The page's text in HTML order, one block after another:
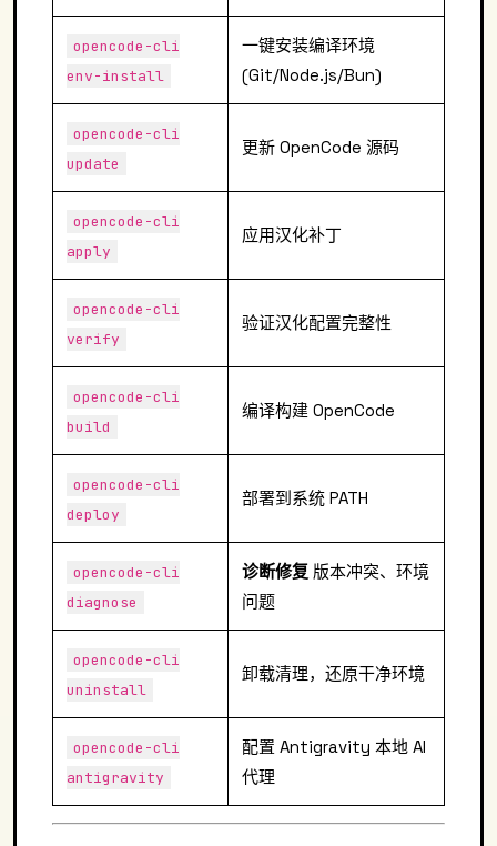
opencode-cli
env-install
一键安装编译环境
(Git/Node.js/Bun)
opencode-cli
update
更新 OpenCode 源码
opencode-cli
apply
应用汉化补丁
opencode-cli
verify
验证汉化配置完整性
opencode-cli
build
编译构建 OpenCode
opencode-cli
deploy
部署到系统 PATH
opencode-cli
diagnose
诊断修复 版本冲突、环境
问题
opencode-cli
uninstall
卸载清理，还原干净环境
opencode-cli
antigravity
配置 Antigravity 本地 AI
代理